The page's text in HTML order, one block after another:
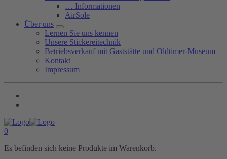
… Informationen
AirSole
Über uns
Lernen Sie uns kennen
Unsere Stickereitechnik
Betriebsverkauf mit Gaststätte und Oldtimer-Museum
Kontakt
Impressum
0
Es befinden sich keine Produkte im Warenkorb.